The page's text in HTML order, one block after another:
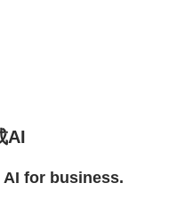
AI
for business.